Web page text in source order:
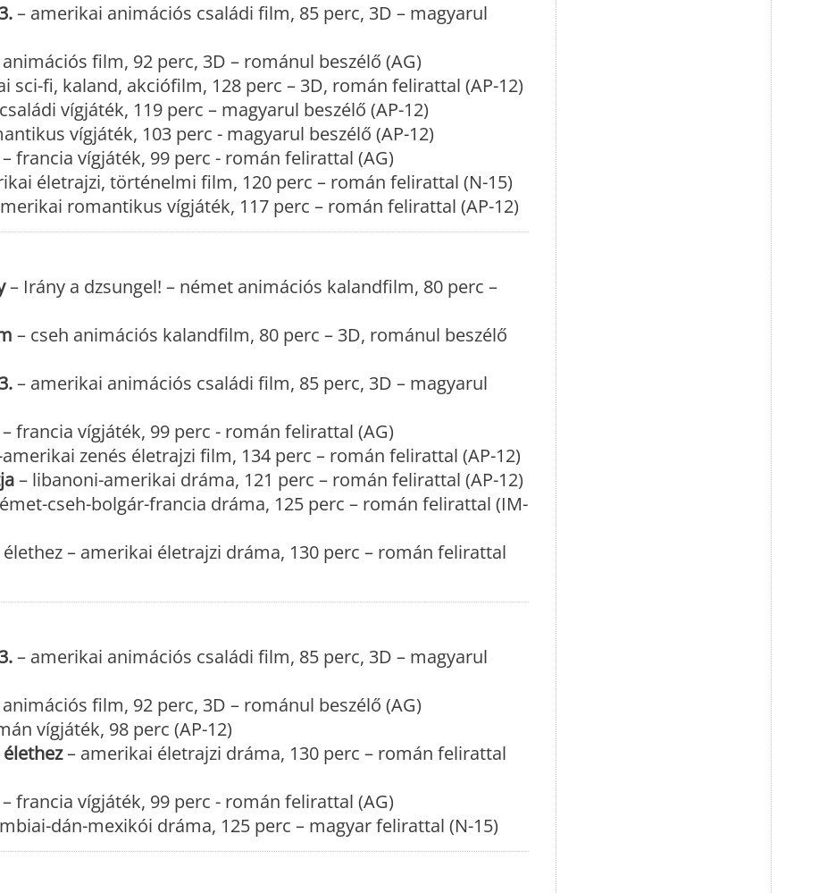
– amerikai animációs családi film, 85 perc, 3D – magyarul
film, 92 perc, 3D – románul beszélő (AG)
sci-fi, kaland, akciófilm, 128 perc – 3D, román felirattal (AP-12)
vígjáték, 119 perc – magyarul beszélő (AP-12)
vígjáték, 103 perc - magyarul beszélő (AP-12)
– francia vígjáték, 99 perc - román felirattal (AG)
életrajzi, történelmi film, 120 perc – román felirattal (N-15)
romantikus vígjáték, 117 perc – román felirattal (AP-12)
– Irány a dzsungel! – német animációs kalandfilm, 80 perc –
– cseh animációs kalandfilm, 80 perc – 3D, románul beszélő
– amerikai animációs családi film, 85 perc, 3D – magyarul
– francia vígjáték, 99 perc - román felirattal (AG)
zenés életrajzi film, 134 perc – román felirattal (AP-12)
– libanoni-amerikai dráma, 121 perc – román felirattal (AP-12)
cseh-bolgár-francia dráma, 125 perc – román felirattal (IM-
– amerikai életrajzi dráma, 130 perc – román felirattal
– amerikai animációs családi film, 85 perc, 3D – magyarul
film, 92 perc, 3D – románul beszélő (AG)
vígjáték, 98 perc (AP-12)
– amerikai életrajzi dráma, 130 perc – román felirattal
– francia vígjáték, 99 perc - román felirattal (AG)
dán-mexikói dráma, 125 perc – magyar felirattal (N-15)